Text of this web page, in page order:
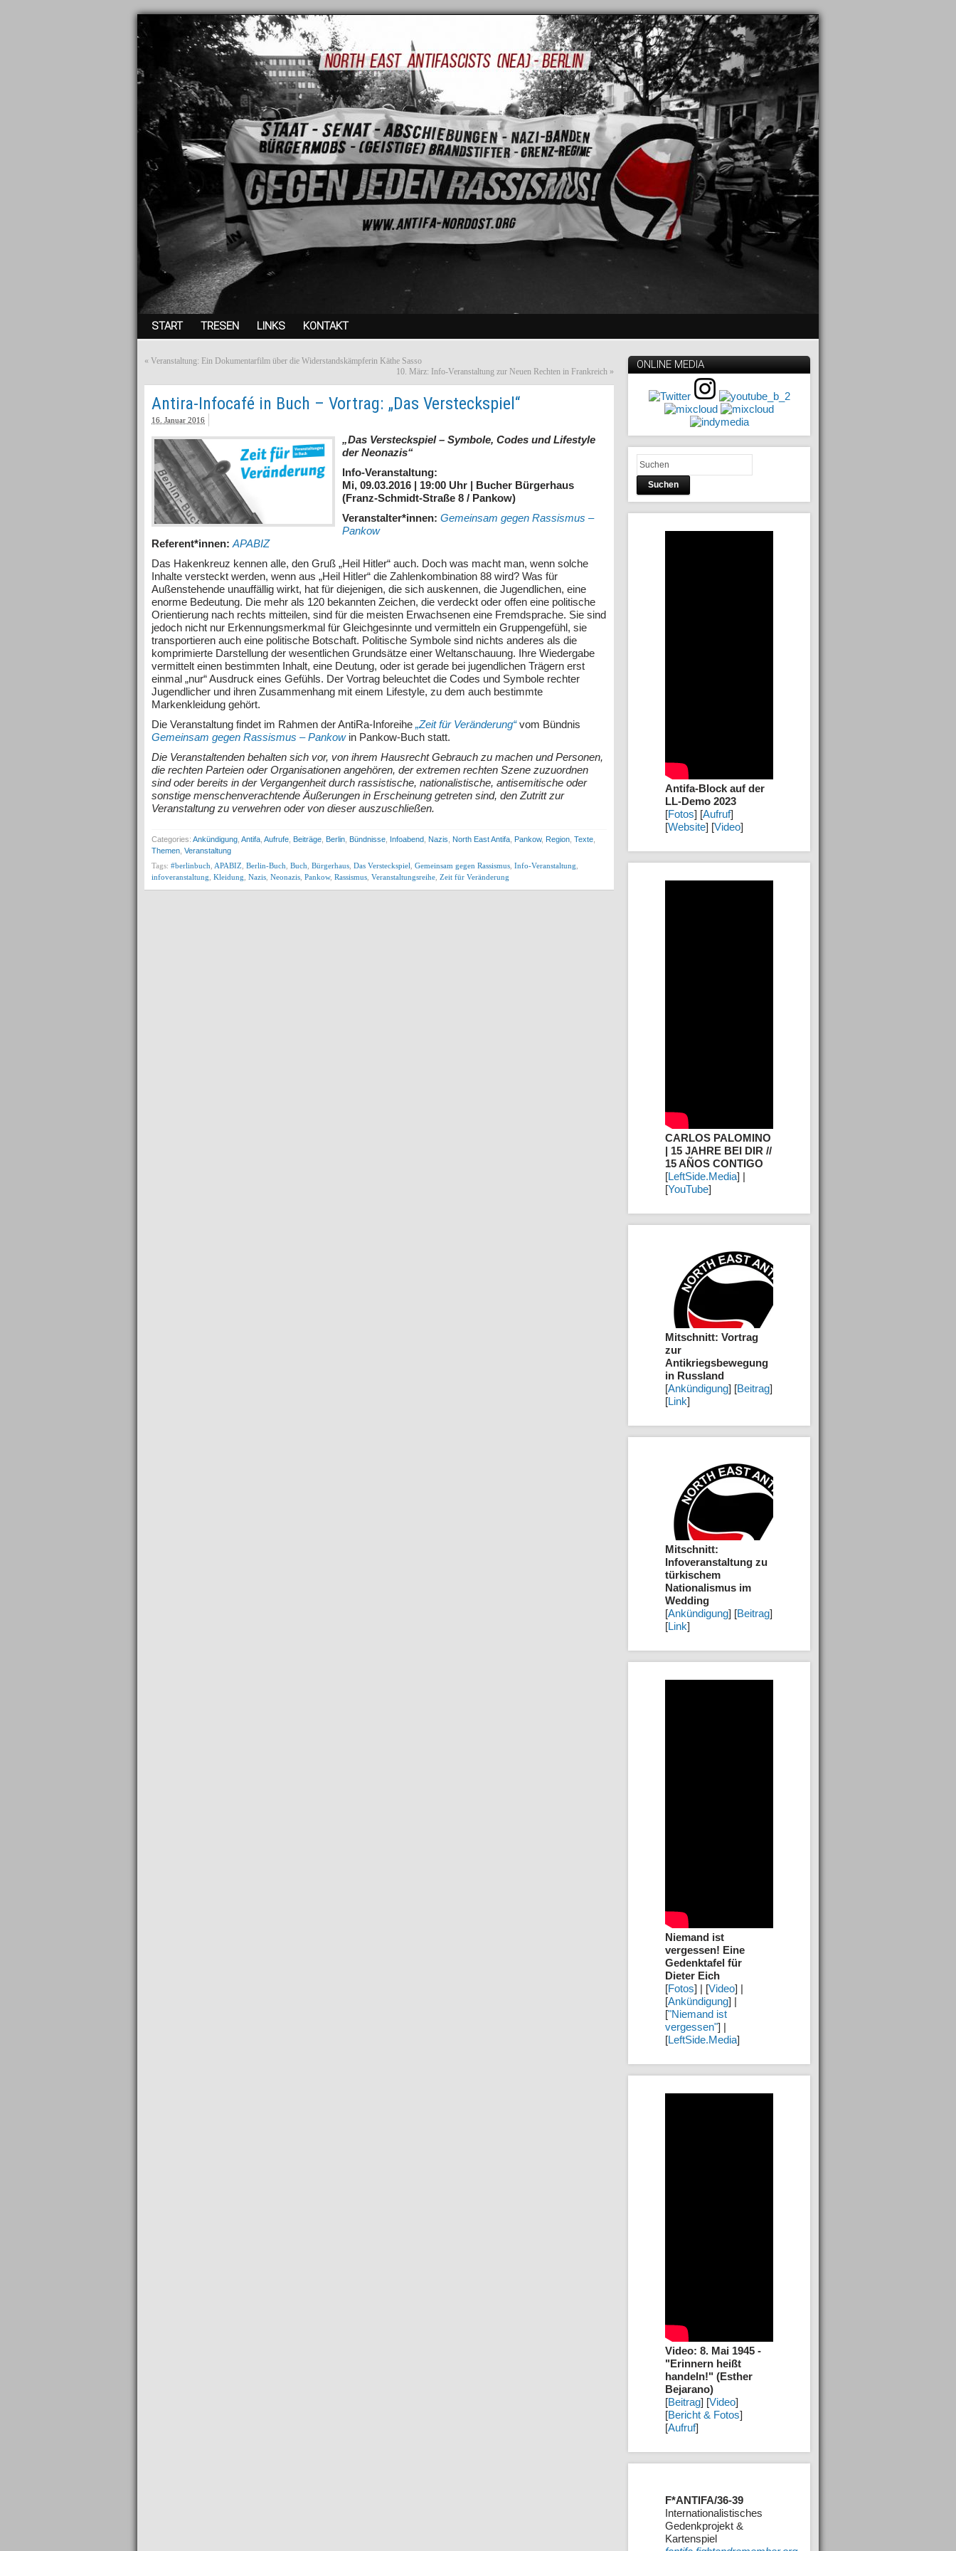
START TRESEN LINKS KONTAKT
« Veranstaltung: Ein Dokumentarfilm über die Widerstandskämpferin Käthe Sasso
10. März: Info-Veranstaltung zur Neuen Rechten in Frankreich »
Antira-Infocafé in Buch – Vortrag: „Das Versteckspiel“
16. Januar 2016
„Das Versteckspiel – Symbole, Codes und Lifestyle
der Neonazis“
Info-Veranstaltung:
Mi, 09.03.2016 | 19:00 Uhr | Bucher Bürgerhaus
(Franz-Schmidt-Straße 8 / Pankow)
Veranstalter*innen: Gemeinsam gegen Rassismus –
Pankow
Referent*innen: APABIZ
Das Hakenkreuz kennen alle, den Gruß „Heil Hitler“ auch. Doch was macht man, wenn solche
Inhalte versteckt werden, wenn aus „Heil Hitler“ die Zahlenkombination 88 wird? Was für
Außenstehende unauffällig wirkt, hat für diejenigen, die sich auskennen, die Jugendlichen, eine
enorme Bedeutung. Die mehr als 120 bekannten Zeichen, die verdeckt oder offen eine politische
Orientierung nach rechts mitteilen, sind für die meisten Erwachsenen eine Fremdsprache. Sie sind
jedoch nicht nur Erkennungsmerkmal für Gleichgesinnte und vermitteln ein Gruppengefühl, sie
transportieren auch eine politische Botschaft. Politische Symbole sind nichts anderes als die
komprimierte Darstellung der wesentlichen Grundsätze einer Weltanschauung. Ihre Wiedergabe
vermittelt einen bestimmten Inhalt, eine Deutung, oder ist gerade bei jugendlichen Trägern erst
einmal „nur“ Ausdruck eines Gefühls. Der Vortrag beleuchtet die Codes und Symbole rechter
Jugendlicher und ihren Zusammenhang mit einem Lifestyle, zu dem auch bestimmte
Markenkleidung gehört.
Die Veranstaltung findet im Rahmen der AntiRa-Inforeihe „Zeit für Veränderung“vom Bündnis
Gemeinsam gegen Rassismus – Pankowin Pankow-Buch statt.
Die Veranstaltenden behalten sich vor, von ihrem Hausrecht Gebrauch zu machen und Personen,
die rechten Parteien oder Organisationen angehören, der extremen rechten Szene zuzuordnen
sind oder bereits in der Vergangenheit durch rassistische, nationalistische, antisemitische oder
sonstige menschenverachtende Äußerungen in Erscheinung getreten sind, den Zutritt zur
Veranstaltung zu verwehren oder von dieser auszuschließen.
Categories: Ankündigung Antifa Aufrufe Beiträge Berlin Bündnisse Infoabend Nazis North East Antifa Pankow, Region Texte
Themen Veranstaltung
Tags: #berlinbuch APABIZ Berlin-Buch Buch Bürgerhaus Das Versteckspiel Gemeinsam gegen Rassismus Info-Veranstaltung
infoveranstaltung Kleidung Nazis Neonazis Pankow, Rassismus Veranstaltungsreihe Zeit für Veränderung
ONLINE MEDIA
Suchen
Antifa-Block auf der
LL-Demo 2023
[Fotos] [Aufruf]
[Website] [Video]
CARLOS PALOMINO
| 15 JAHRE BEI DIR //
15 AÑOS CONTIGO
[LeftSide.Media] |
[YouTube]
Mitschnitt: Vortrag
zur
Antikriegsbewegung
in Russland
[Ankündigung] [Beitrag]
[Link]
Mitschnitt:
Infoveranstaltung zu
türkischem
Nationalismus im
Wedding
[Ankündigung] [Beitrag]
[Link]
Niemand ist
vergessen! Eine
Gedenktafel für
Dieter Eich
[Fotos] | [Video] |
[Ankündigung] |
["Niemand ist
vergessen"] |
[LeftSide.Media]
Video: 8. Mai 1945 -
"Erinnern heißt
handeln!" (Esther
Bejarano)
[Beitrag] [Video]
[Bericht & Fotos]
[Aufruf]
F*ANTIFA/36-39
Internationalistisches
Gedenkprojekt &
Kartenspiel